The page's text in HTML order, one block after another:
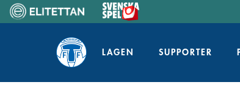
Home
LAGEN SUPPORTER